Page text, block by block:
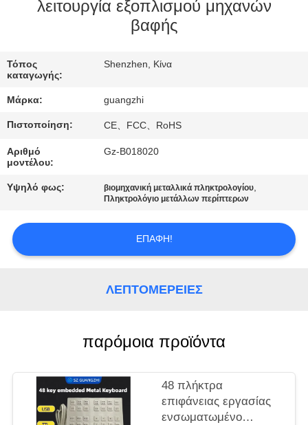
ΈΛΕΓΧΟΣ
ΕΛΆΤΕ
ΣΕ
ΕΠΑΦΉ
ΖΗΤΉΣΤΕ
ΑΠΌΣΠΑΣΜΑ
λειτουργία εξοπλισμού μηχανών
βαφής
Τόπος
καταγωγής:
Shenzhen, Κίνα
Μάρκα: guangzhi
Πιστοποίηση: CE、FCC、RoHS
Αριθμό
μοντέλου:
Gz-B018020
Υψηλό φως: βιομηχανική μεταλλικά πληκτρολογίου,
Πληκτρολόγιο μετάλλων περίπτερων
ΕΠΑΦΉ!
ΛΕΠΤΟΜΈΡΕΙΕΣ
παρόμοια προϊόντα
48 πλήκτρα
επιφάνειας εργασίας
ενσωματωμένο